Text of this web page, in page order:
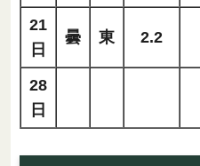
21
日
曇 東 2.2
28
日